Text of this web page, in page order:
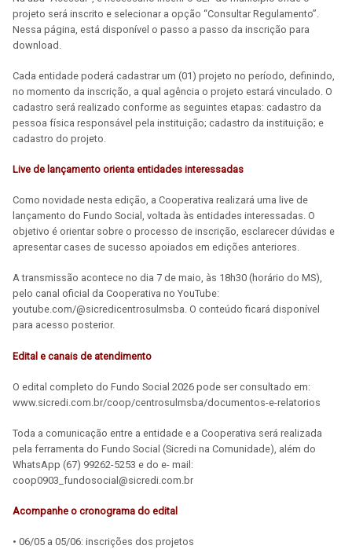
projeto será inscrito e selecionar a opção “Consultar Regulamento”.
Nessa página, está disponível o passo a passo da inscrição para
download.
Cada entidade poderá cadastrar um (01) projeto no período, definindo,
no momento da inscrição, a qual agência o projeto estará vinculado. O
cadastro será realizado conforme as seguintes etapas: cadastro da
pessoa física responsável pela instituição; cadastro da instituição; e
cadastro do projeto.
Live de lançamento orienta entidades interessadas
Como novidade nesta edição, a Cooperativa realizará uma live de
lançamento do Fundo Social, voltada às entidades interessadas. O
objetivo é orientar sobre o processo de inscrição, esclarecer dúvidas e
apresentar cases de sucesso apoiados em edições anteriores.
A transmissão acontece no dia 7 de maio, às 18h30 (horário do MS),
pelo canal oficial da Cooperativa no YouTube:
youtube.com/@sicredicentrosulmsba. O conteúdo ficará disponível
para acesso posterior.
Edital e canais de atendimento
O edital completo do Fundo Social 2026 pode ser consultado em:
www.sicredi.com.br/coop/centrosulmsba/documentos-e-relatorios
Toda a comunicação entre a entidade e a Cooperativa será realizada
pela ferramenta do Fundo Social (Sicredi na Comunidade), além do
WhatsApp (67) 99262-5253 e do e- mail:
coop0903_fundosocial@sicredi.com.br
Acompanhe o cronograma do edital
• 06/05 a 05/06: inscrições dos projetos